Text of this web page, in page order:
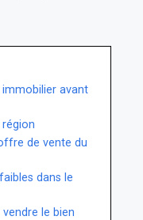
immobilier avant
de vente du
dans le
le bien